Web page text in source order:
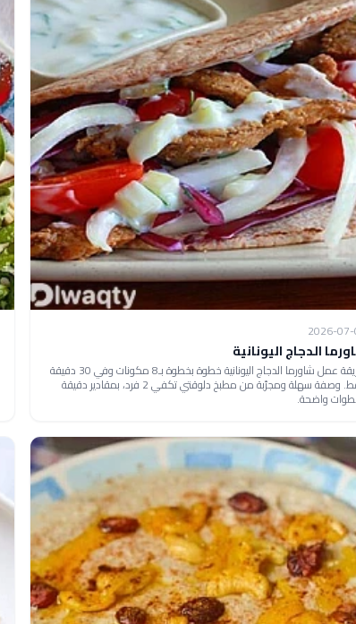
2026-
الدجاج اليونانية
طريقة عمل شاورما الدجاج اليونانية خطوة بخطوة بـ8 مكونات وفي 30 دقيقة
فقط. وصفة سهلة ومجرّبة من مطبخ دلوقتي تكفي 2 فرد، بمقادير دقيقة
واضحة.